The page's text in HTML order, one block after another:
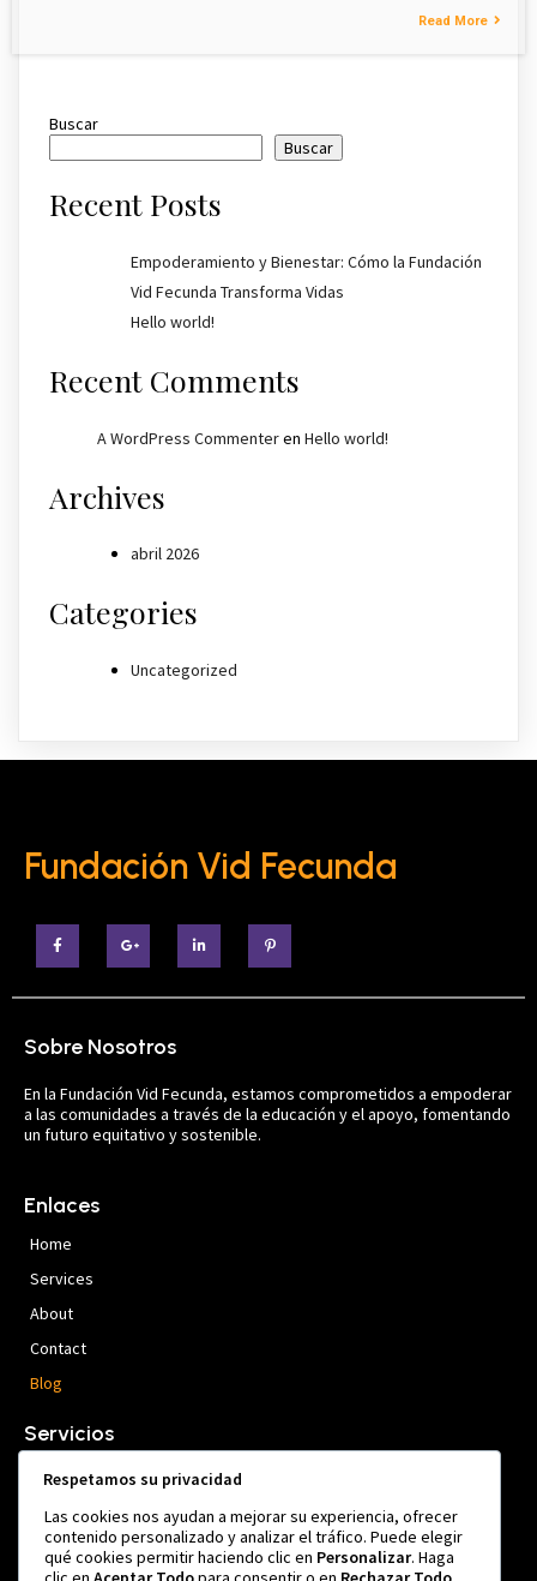
Read More
Buscar
Buscar
Recent Posts
Empoderamiento y Bienestar: Cómo la Fundación
Vid Fecunda Transforma Vidas
Hello world!
Recent Comments
A WordPress Commenteren Hello world!
Archives
abril 2026
Categories
Uncategorized
Fundación Vid Fecunda
Sobre Nosotros
En la Fundación Vid Fecunda, estamos comprometidos a empoderar
a las comunidades a través de la educación y el apoyo, fomentando
un futuro equitativo y sostenible.
Enlaces
Home
Services
About
Contact
Blog
Servicios
Apoyo a Grupos Vulnerables
Respetamos su privacidad
Las cookies nos ayudan a mejorar su experiencia, ofrecer
contenido personalizado y analizar el tráfico. Puede elegir
qué cookies permitir haciendo clic en Personalizar. Haga